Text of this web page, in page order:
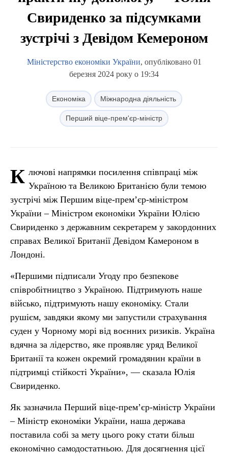
Свириденко за підсумками
зустрічі з Девідом Кемероном
Міністерство економіки України, опубліковано 01
березня 2024 року о 19:34
Економіка Міжнародна діяльність
Перший віце-прем'єр-міністр
К лючові напрямки посилення співпраці між
Україною та Великою Британією були темою
зустрічі між Першим віце-прем’єр-міністром
України – Міністром економіки України Юлією
Свириденко з державним секретарем у закордонних
справах Великої Британії Девідом Камероном в
Лондоні.
«Першими підписали Угоду про безпекове
співробітництво з Україною. Підтримують наше
військо, підтримують нашу економіку. Стали
рушієм, завдяки якому ми запустили страхування
суден у Чорному морі від воєнних ризиків. Україна
вдячна за лідерство, яке проявляє уряд Великої
Британії та кожен окремий громадянин країни в
підтримці стійкості України», — сказала Юлія
Свириденко.
Як зазначила Перший віце-прем’єр-міністр України
– Міністр економіки України, наша держава
поставила собі за мету цього року стати більш
економічно самодостатньою. Для досягнення цієї